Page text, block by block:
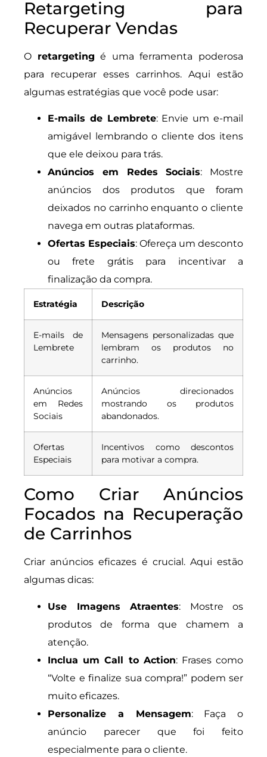
Retargeting para
Recuperar Vendas
O retargeting é uma ferramenta poderosa
para recuperar esses carrinhos. Aqui estão
algumas estratégias que você pode usar:
E-mails de Lembrete: Envie um e-mail
amigável lembrando o cliente dos itens
que ele deixou para trás.
Anúncios em Redes Sociais: Mostre
anúncios dos produtos que foram
deixados no carrinho enquanto o cliente
navega em outras plataformas.
Ofertas Especiais: Ofereça um desconto
ou frete grátis para incentivar a
finalização da compra.
Estratégia Descrição
E-mails de
Lembrete
Mensagens personalizadas que
lembram os produtos no
carrinho.
Anúncios
em Redes
Sociais
Anúncios direcionados
mostrando os produtos
abandonados.
Ofertas
Especiais
Incentivos como descontos
para motivar a compra.
Como Criar Anúncios
Focados na Recuperação
de Carrinhos
Criar anúncios eficazes é crucial. Aqui estão
algumas dicas:
Use Imagens Atraentes: Mostre os
produtos de forma que chamem a
atenção.
Inclua um Call to Action: Frases como
“Volte e finalize sua compra!” podem ser
muito eficazes.
Personalize a Mensagem: Faça o
anúncio parecer que foi feito
especialmente para o cliente.